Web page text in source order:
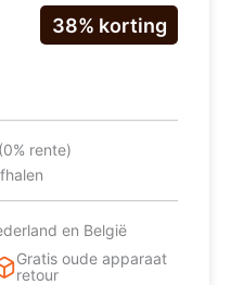
38% korting
(0% rente)
en België
Gratis oude apparaat
retour